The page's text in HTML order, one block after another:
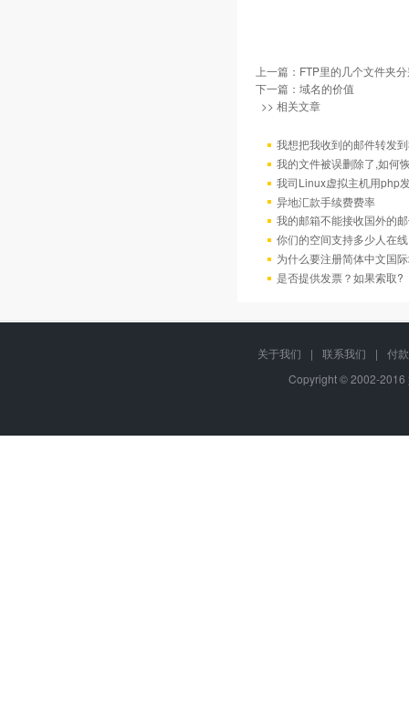
上一篇： FTP里的几个文件夹
下一篇： 域名的价值
>> 相关文章
我想把我收到的邮件转发
我的文件被误删除了,如何
我司Linux虚拟主机用php
异地汇款手续费费率
我的邮箱不能接收国外的
你们的空间支持多少人在
为什么要注册简体中文国
是否提供发票？如果索取?
关于我们 | 联系我们 |
付
Copyright © 2002-